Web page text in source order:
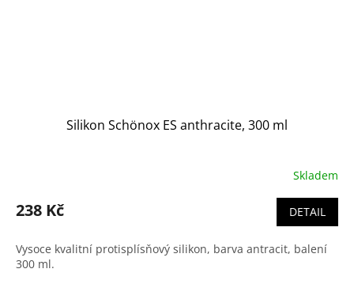
Silikon Schönox ES anthracite, 300 ml
Skladem
238 Kč DETAIL
Vysoce kvalitní protisplísňový silikon, barva antracit, balení
300 ml.